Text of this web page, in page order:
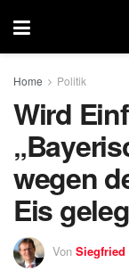
Home Politik
Wird
wegen
Eis
Von Siegfried